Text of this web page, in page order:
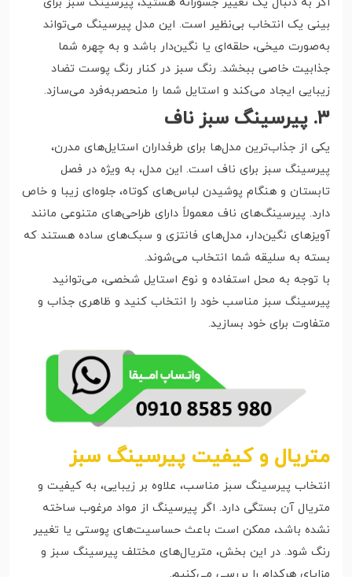
بینی یک انتخاب بی‌نظیر است. این مدل پیرسینگ می‌تواند
به‌صورت میخی، حلقه‌ای یا نگین‌دار باشد و به چهره شما
جذابیت خاصی ببخشد. رنگ سبز در کنار رنگ پوست تضاد
زیبایی ایجاد می‌کند و استایل شما را منحصر‌به‌فرد می‌سازد.
۳. پیرسینگ سبز ناف
یکی از جذاب‌ترین مدل‌ها برای طرفداران استایل‌های مدرن،
پیرسینگ سبز برای ناف است. این مدل، به ویژه در فصل
تابستان و هنگام پوشیدن لباس‌های کوتاه، جلوه‌ای زیبا و خاص
دارد. پیرسینگ‌های ناف معمولاً دارای طراحی‌های متنوعی مانند
آویزهای نگین‌دار، مدل‌های فانتزی و سبک‌های ساده هستند که
بسته به سلیقه شما انتخاب می‌شوند.
با توجه به محل استفاده و نوع استایل شخصی، می‌توانید
پیرسینگ سبز مناسب خود را انتخاب کنید و ظاهری جذاب و
متفاوت برای خود بسازید.
متریال و کیفیت پیرسینگ سبز
انتخاب پیرسینگ سبز مناسب، علاوه بر زیبایی، به کیفیت و
متریال آن بستگی دارد. اگر پیرسینگ از مواد مرغوب ساخته
نشده باشد، ممکن است باعث حساسیت‌های پوستی یا تغییر
رنگ شود. در این بخش، متریال‌های مختلف پیرسینگ سبز و